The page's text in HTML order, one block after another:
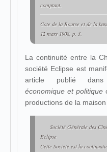
comptant.
Cote de la Bourse et de la
12 mars 1908, p. 3.
La continuité entre la
société Eclipse est
article publié
économique et politique
productions de la maison
Société Générale des
Eclipse
Cette Société est la